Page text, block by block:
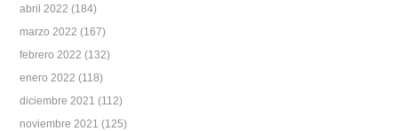
abril 2022 (184)
marzo 2022 (167)
febrero 2022 (132)
enero 2022 (118)
diciembre 2021 (112)
noviembre 2021 (125)